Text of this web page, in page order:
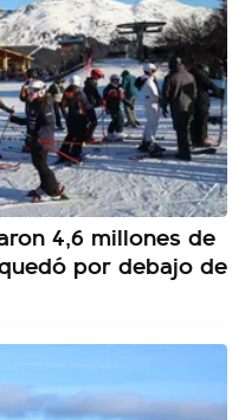
4,6 millones de
por debajo de